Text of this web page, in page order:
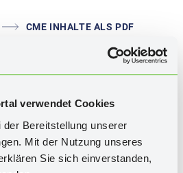
verwendet Cookies
Bereitstellung unserer
Mit der Nutzung unseres
Sie sich einverstanden,
CME INHALTE ALS PDF
DNA, Spike-Protein, Impfstoffe,